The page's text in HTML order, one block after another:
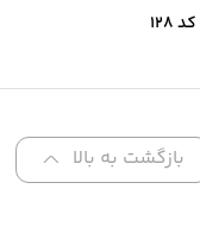
بازگشت به بالا